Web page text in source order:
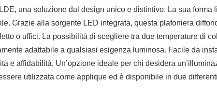
una soluzione dal design unico e distintivo. La sua forma
Grazie alla sorgente LED integrata, questa plafoniera
o uffici. La possibilità di scegliere tra due temperature di
adattabile a qualsiasi esigenza luminosa. Facile da
e affidabilità. Un’opzione ideale per chi desidera
utilizzata come applique ed è disponibile in due